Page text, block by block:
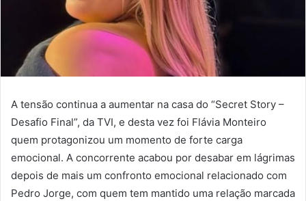
A tensão continua a aumentar na casa do “Secret Story –
Desafio Final”, da TVI, e desta vez foi Flávia Monteiro
quem protagonizou um momento de forte carga
emocional. A concorrente acabou por desabar em lágrimas
depois de mais um confronto emocional relacionado com
Pedro Jorge, com quem tem mantido uma relação marcada